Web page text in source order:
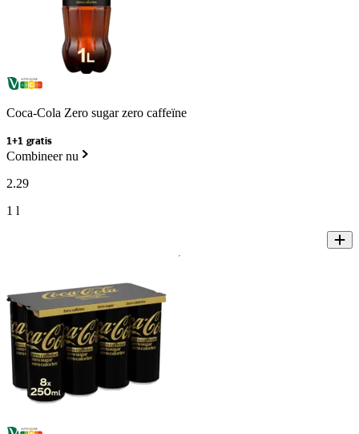
Coca-Cola Zero sugar zero caffeïne
1+1 gratis
Combineer nu
2.29
1 l